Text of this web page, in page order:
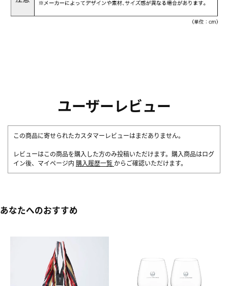
ユーザーレビュー
この商品に寄せられたカスタマーレビューはまだありません。
レビューはこの商品を購入した方のみ投稿いただけます。購入商品はログ
イン後、マイページ内 購入履歴一覧 からご確認いただけます。
あなたへのおすすめ